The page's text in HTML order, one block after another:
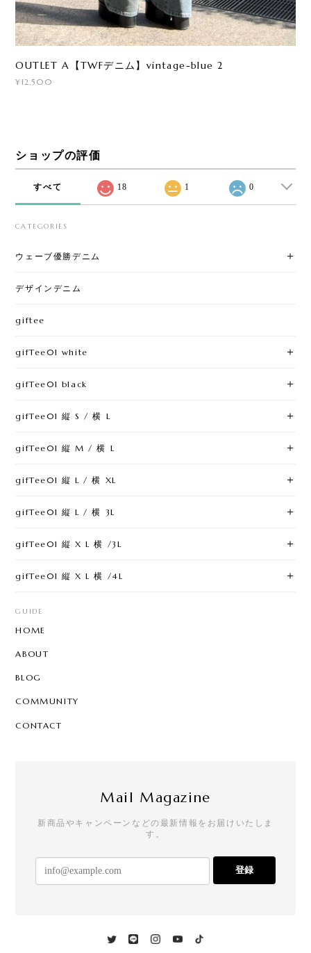
OUTLET A【TWFデニム】vintage-blue 2
¥12,500
ショップの評価
すべて 18 1 0
CATEGORIES
ウェーブ優勝デニム
デザインデニム
giftee
gifTee01 white
gifTee01 black
gifTee01 縦 S / 横 L
gifTee01 縦 M / 横 L
gifTee01 縦 L / 横 XL
gifTee01 縦 L / 横 3L
gifTee01 縦 X L 横 /3L
gifTee01 縦 X L 横 /4L
GUIDE
HOME
ABOUT
BLOG
COMMUNITY
CONTACT
Mail Magazine
新商品やキャンペーンなどの最新情報をお届けいたしま
す。
登録